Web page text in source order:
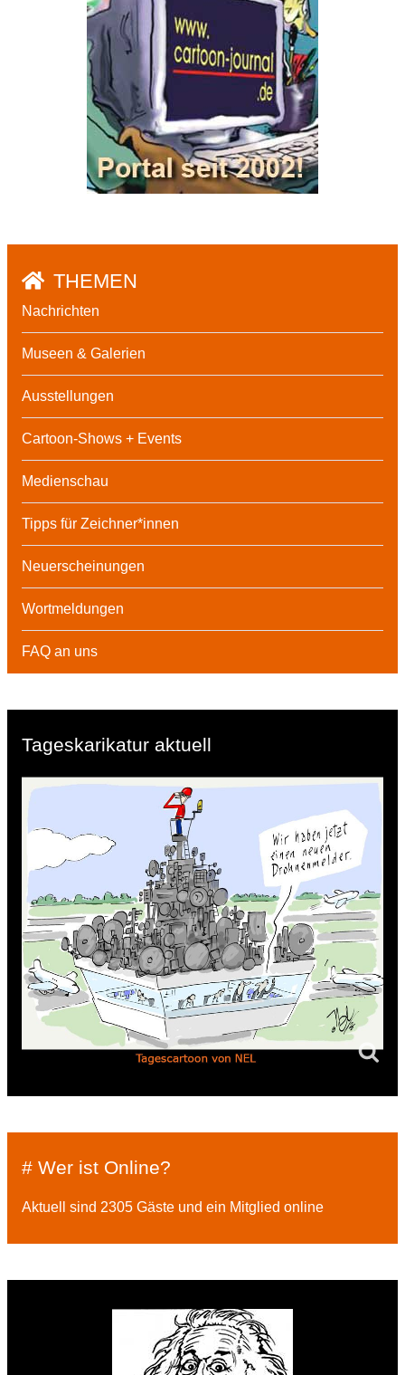
THEMEN
Nachrichten
Museen & Galerien
Ausstellungen
Cartoon-Shows + Events
Medienschau
Tipps für Zeichner*innen
Neuerscheinungen
Wortmeldungen
FAQ an uns
Tageskarikatur aktuell
# Wer ist Online?
Aktuell sind 2305 Gäste und ein Mitglied online